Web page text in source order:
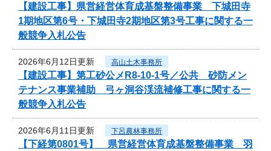
【建設工事】県営経営体育成基盤整備事業 下城田寺
1期地区第6号・下城田寺2期地区第3号工事に関する一
般競争入札公告
2026年6月12日更新 高山土木事務所
【建設工事】第工砂公メR8-10-1号／公共 砂防メン
テナンス事業補助 弓ヶ洞谷渓流補修工事に関する一
般競争入札公告
2026年6月11日更新 下呂農林事務所
【下経第0801号】 県営経営体育成基盤整備事業 羽